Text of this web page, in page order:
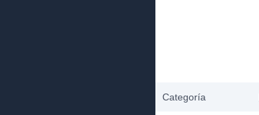
Categoría